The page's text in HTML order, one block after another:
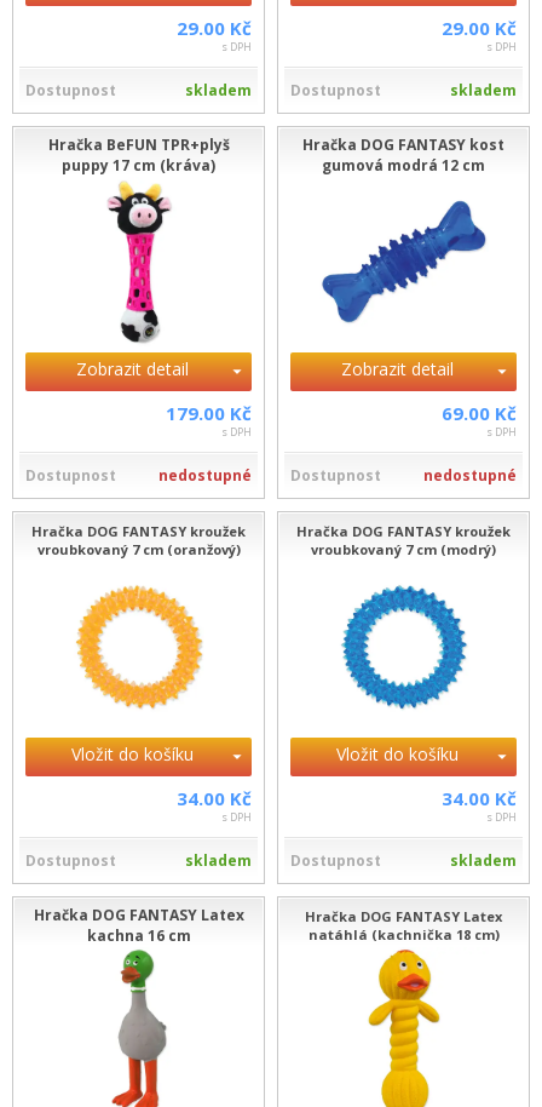
29.00 Kč
s DPH
Dostupnost skladem
29.00 Kč
s DPH
Dostupnost skladem
Hračka BeFUN TPR+plyš
puppy 17 cm (kráva)
Zobrazit detail
179.00 Kč
s DPH
Dostupnost nedostupné
Hračka DOG FANTASY kost
gumová modrá 12 cm
Zobrazit detail
69.00 Kč
s DPH
Dostupnost nedostupné
Hračka DOG FANTASY kroužek
vroubkovaný 7 cm (oranžový)
Vložit do košíku
34.00 Kč
s DPH
Dostupnost skladem
Hračka DOG FANTASY kroužek
vroubkovaný 7 cm (modrý)
Vložit do košíku
34.00 Kč
s DPH
Dostupnost skladem
Hračka DOG FANTASY Latex
kachna 16 cm
Hračka DOG FANTASY Latex
natáhlá (kachnička 18 cm)